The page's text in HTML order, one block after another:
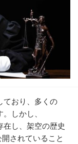
ており、多くの
しかし、
在し、架空の歴史
されていること